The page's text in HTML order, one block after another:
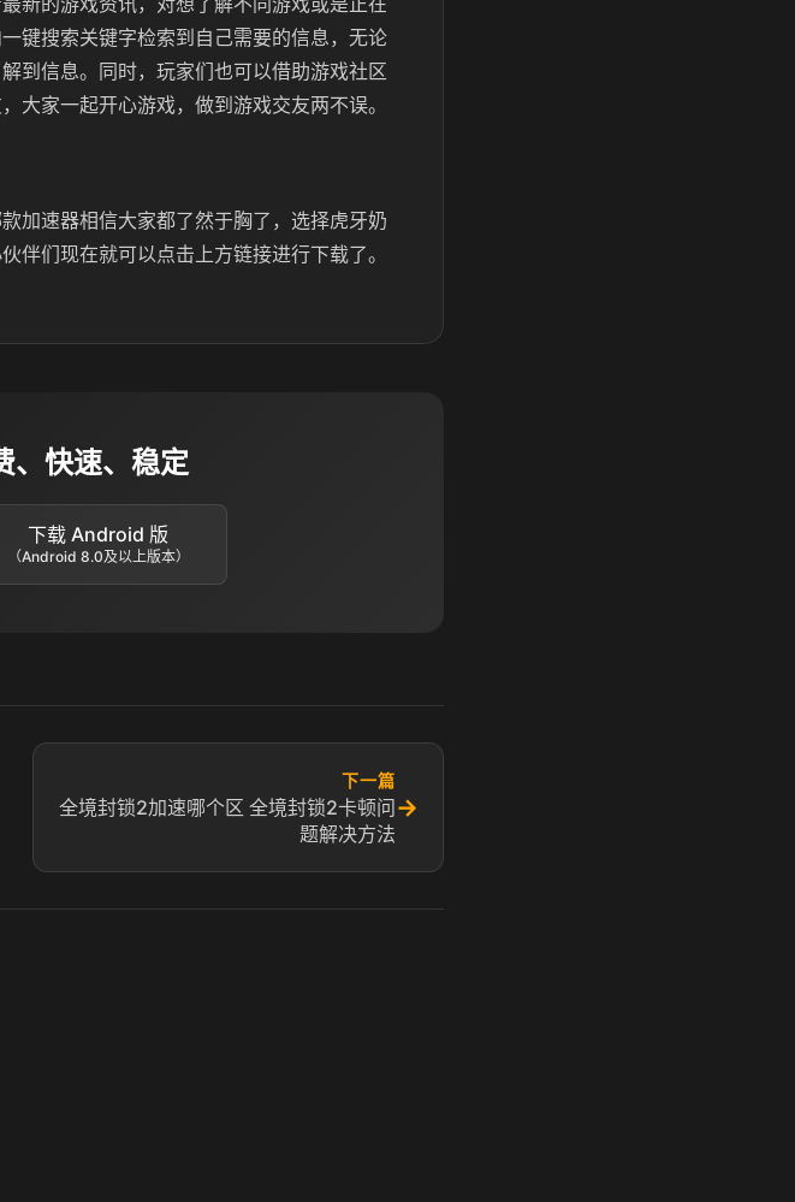
键搜索关键字检索到自己需要的信息，无论
到信息。同时，玩家们也可以借助游戏社区
大家一起开心游戏，做到游戏交友两不误。
加速器相信大家都了然于胸了，选择虎牙奶
伴们现在就可以点击上方链接进行下载了。
、快速、稳定
下载 Android 版
（Android 8.0及以上版本）
下一篇
全境封锁2加速哪个区 全境封锁2卡顿问
题解决方法
→